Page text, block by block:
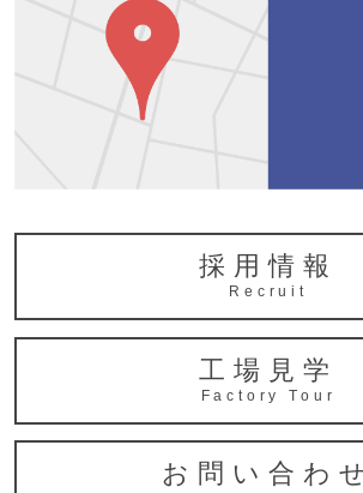
採用情報
Recruit
工場見学
Factory Tour
お問い合わせ